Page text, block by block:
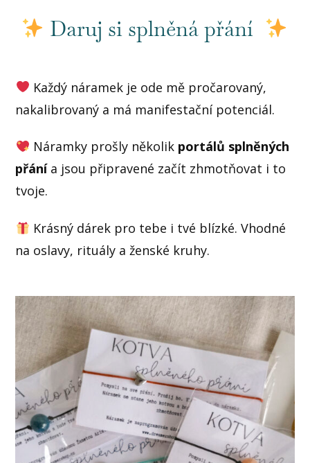
Daruj si splněná přání
Každý náramek je ode mě pročarovaný,
nakalibrovaný a má manifestační potenciál.
Náramky prošly několik portálů splněných
přánía jsou připravené začít zhmotňovat i to
tvoje.
Krásný dárek pro tebe i tvé blízké. Vhodné
na oslavy, rituály a ženské kruhy.